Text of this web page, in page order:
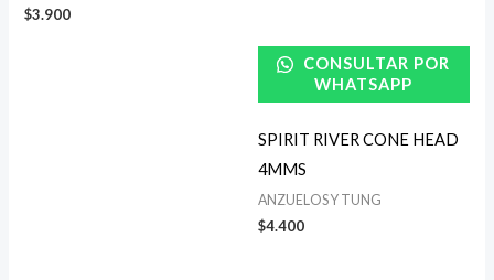
$3.900
CONSULTAR POR
WHATSAPP
SPIRIT RIVER CONE HEAD
4MMS
ANZUELOS Y TUNG
$4.400